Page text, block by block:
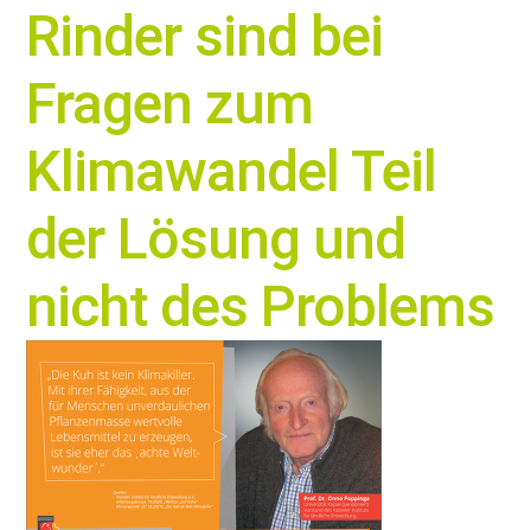
Rinder sind bei
Fragen zum
Klimawandel Teil
der Lösung und
nicht des Problems